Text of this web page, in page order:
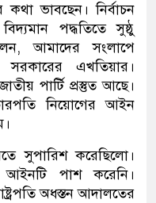
ভাবছেন। নির্বাচন
পদ্ধতিতে সুষ্ঠু
আমাদের সংলাপে
সরকারের এখতিয়ার।
পার্টি প্রস্তুত আছে।
নিয়োগের আইন
সুপারিশ করেছিলো।
পাশ করেনি।
অধস্তন আদালতের